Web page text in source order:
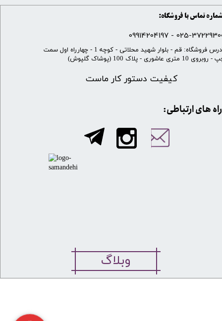
شماره تماس با فروشگاه:
025-37229300 -
کیفیت دستور کار ماست
​آدرس فروشگاه: قم - بلوار شهید محلاتی - کوچه 1 - چهارراه اول سمت
10 متری عاشوری - پلاک 100 (پوشاک گلپوش)
​​راه های ارتباطی:
وبلاگ